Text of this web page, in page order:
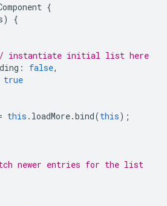
{
)
{
instantiate initial list here
: false,
true
this . loadMore.bind(this);
newer entries for the list